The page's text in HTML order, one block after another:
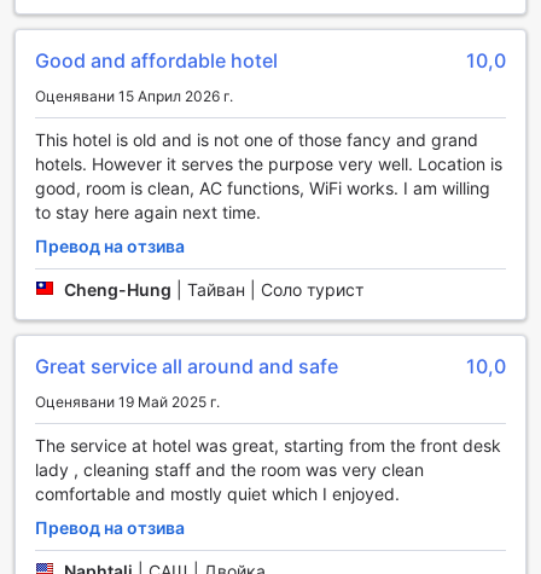
преживяванията си.
кресла, което я прави идеална за гледане на филми или
просто за релаксация с чаша кафе. Гостите могат да се
насладят на разнообразие от телевизионни предавания
и филми, предоставяйки възможност за приятно
забавление, независимо от времето навън. Inn Sun Hotel
съчетава комфорт и удобство, което прави всяко
посещение незабравимо.
Удобства в Inn Sun Hotel: Комфорт и свързаност
Inn Sun Hotel в Чангхуа, Тайван, предлага на своите
гости редица удобства, които осигуряват комфорт и
включително в обществените зони, е наличен безплатен
Wi-Fi, което позволява на посетителите да остават
свързани с близките си или да работят по важни
проекти. Независимо дали искате да проверите
имейлите си или да споделите незабравими моменти в
социалните мрежи, Inn Sun Hotel предлага бърз и
надежден интернет достъп, който улеснява всяко ваше
желание за свързаност.
Всеки от стаите на Inn Sun Hotel е оборудван с
Good and affordable hotel 10,0
Оценявани 15 Април 2026 г.
This hotel is old and is not one of those fancy and grand
hotels. However it serves the purpose very well. Location is
good, room is clean, AC functions, WiFi works. I am willing
to stay here again next time.
Превод на отзива
Cheng-Hung Тайван | Соло турист
Great service all around and safe 10,0
Оценявани 19 Май 2025 г.
The service at hotel was great, starting from the front desk
lady , cleaning staff and the room was very clean
comfortable and mostly quiet which I enjoyed.
Превод на отзива